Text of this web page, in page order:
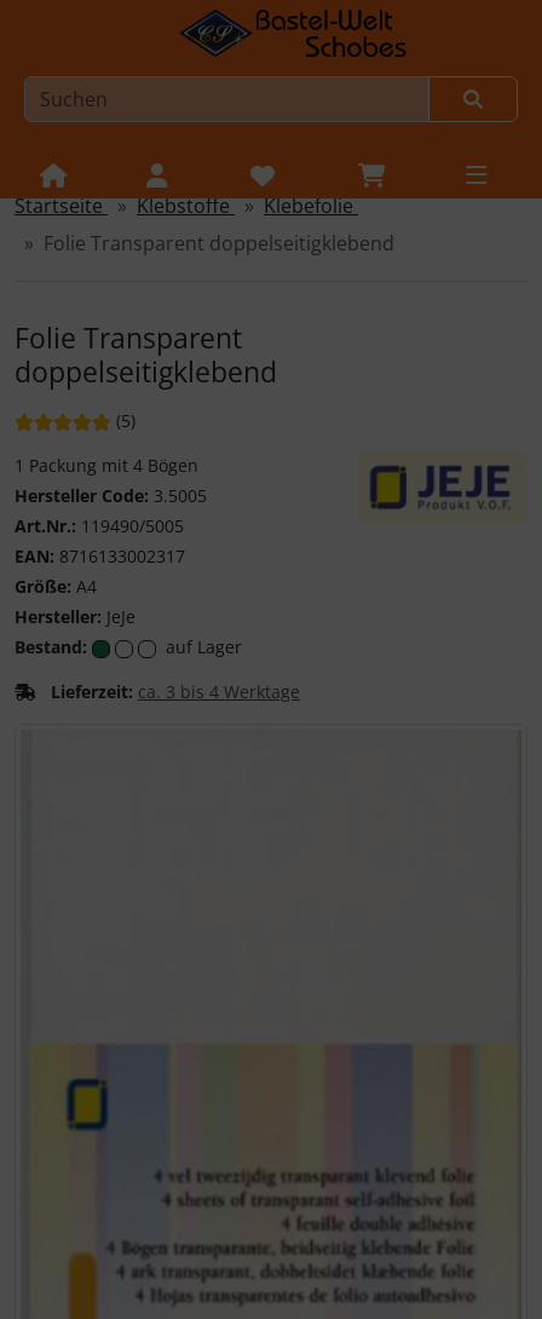
Sprungnavigation
Springe zur Navigation
Springe zum Inhalt
Springe zum Button für Einstellungen
Startseite Klebstoffe
Klebefolie
Folie Transparent doppelseitigklebend
Folie Transparent
doppelseitigklebend
Bewertung: 5 von 5 Sternen!
(5Bewertungen
)
1 Packung mit 4 Bögen
Hersteller Code: 3.5005
Art.Nr.: 119490/5005
EAN: 8716133002317
Größe: A4
Hersteller: JeJe
Bestand:
auf Lager
Lieferzeit: ca. 3 bis 4 Werktage